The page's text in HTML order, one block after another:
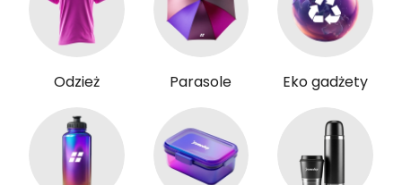
Odzież Parasole Eko gadżety